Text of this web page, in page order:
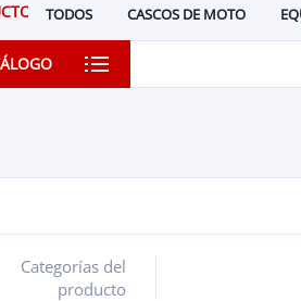
TODOS CASCOS DE MOTO
ORIGINAL BETA
RECAMBIO
Categorías del
producto
+